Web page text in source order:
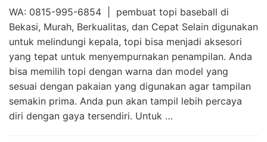
WA: 0815-995-6854 | pembuat topi baseball di
Bekasi, Murah, Berkualitas, dan Cepat Selain digunakan
untuk melindungi kepala, topi bisa menjadi aksesori
yang tepat untuk menyempurnakan penampilan. Anda
bisa memilih topi dengan warna dan model yang
sesuai dengan pakaian yang digunakan agar tampilan
semakin prima. Anda pun akan tampil lebih percaya
diri dengan gaya tersendiri. Untuk …